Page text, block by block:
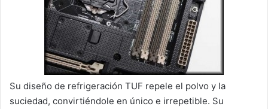
Su diseño de refrigeración TUF repele el polvo y la
suciedad, convirtiéndole en único e irrepetible. Su